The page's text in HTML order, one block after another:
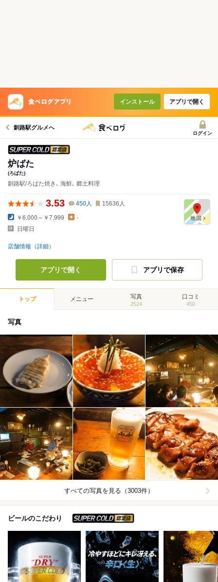
インストール アプリで開く
釧路駅グルメへ
ログイン
炉ばた
(ろばた)
釧路駅/ろばた焼き､ 海鮮､ 郷土料理
3.53 450人 15636 人
￥6,000～￥7,999
-
日曜日
店舗情報（詳細）
アプリで開く アプリで保存
トップ メニュー 写真
2524
口コミ
450
写真
すべての写真を見る（3003件）
ビールのこだわり